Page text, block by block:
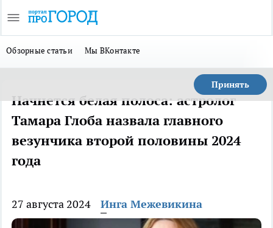
Обзорные статьи Мы ВКонтакте
Принять
Начнется белая полоса: астролог
Тамара Глоба назвала главного
везунчика второй половины 2024
года
27 августа 2024 Инга Межевикина